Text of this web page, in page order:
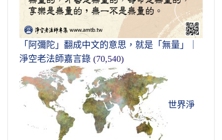
「阿彌陀」翻成中文的意思，就是「無量」｜
淨空老法師嘉言錄 (70,540)
世界淨